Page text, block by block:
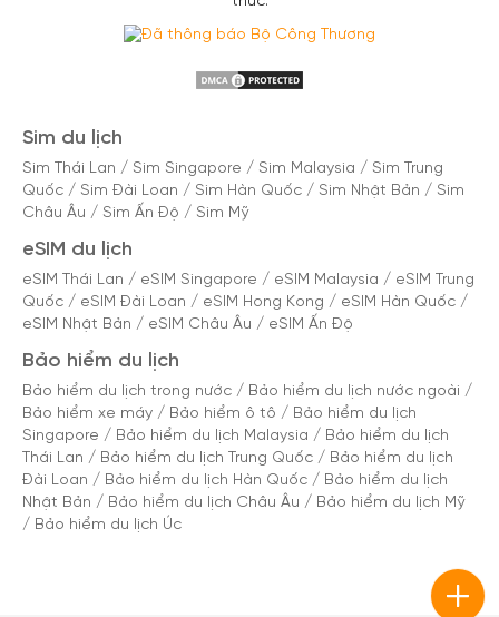
Sim du lịch
Sim Thái Lan / Sim Singapore / Sim Malaysia / Sim Trung
Quốc / Sim Đài Loan / Sim Hàn Quốc / Sim Nhật Bản / Sim
Châu Âu / Sim Ấn Độ / Sim Mỹ
eSIM du lịch
eSIM Thái Lan / eSIM Singapore / eSIM Malaysia / eSIM Trung
Quốc / eSIM Đài Loan / eSIM Hong Kong / eSIM Hàn Quốc /
eSIM Nhật Bản / eSIM Châu Âu / eSIM Ấn Độ
Bảo hiểm du lịch
Bảo hiểm du lịch trong nước / Bảo hiểm du lịch nước ngoài /
Bảo hiểm xe máy / Bảo hiểm ô tô / Bảo hiểm du lịch
Singapore / Bảo hiểm du lịch Malaysia / Bảo hiểm du lịch
Thái Lan / Bảo hiểm du lịch Trung Quốc / Bảo hiểm du lịch
Đài Loan / Bảo hiểm du lịch Hàn Quốc / Bảo hiểm du lịch
Nhật Bản / Bảo hiểm du lịch Châu Âu / Bảo hiểm du lịch Mỹ
/ Bảo hiểm du lịch Úc